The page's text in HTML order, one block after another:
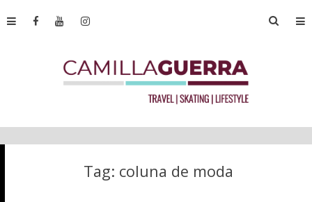
Tag: coluna de moda